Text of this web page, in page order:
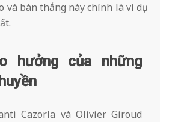
và bàn thắng này chính là ví dụ
hưởng của những
Cazorla và Olivier Giroud